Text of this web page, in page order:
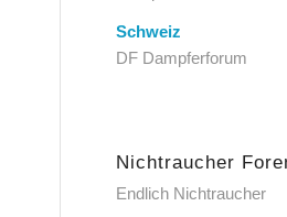
Schweiz
DF Dampferforum
Nichtraucher
Endlich Nichtraucher